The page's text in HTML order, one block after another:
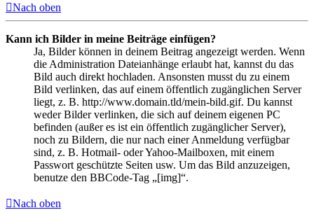
Nach oben
Kann ich Bilder in meine Beiträge einfügen?
Ja, Bilder können in deinem Beitrag angezeigt werden. Wenn
die Administration Dateianhänge erlaubt hat, kannst du das
Bild auch direkt hochladen. Ansonsten musst du zu einem
Bild verlinken, das auf einem öffentlich zugänglichen Server
liegt, z. B. http://www.domain.tld/mein-bild.gif. Du kannst
weder Bilder verlinken, die sich auf deinem eigenen PC
befinden (außer es ist ein öffentlich zugänglicher Server),
noch zu Bildern, die nur nach einer Anmeldung verfügbar
sind, z. B. Hotmail- oder Yahoo-Mailboxen, mit einem
Passwort geschützte Seiten usw. Um das Bild anzuzeigen,
benutze den BBCode-Tag „[img]“.
Nach oben